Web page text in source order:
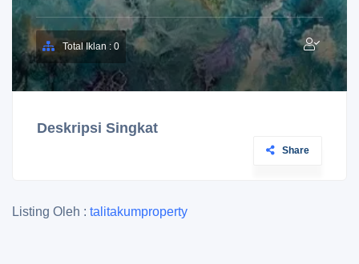
Total Iklan : 0
Deskripsi Singkat
Share
Listing Oleh : talitakumproperty